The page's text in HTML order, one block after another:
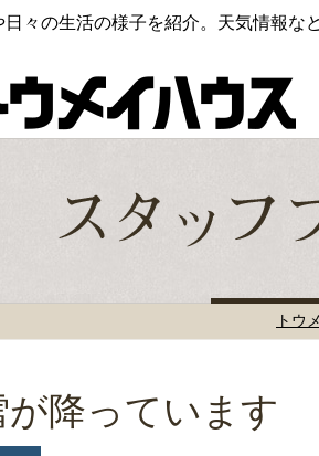
日々の生活の様子を紹介。天気情報な
トウ
降っています